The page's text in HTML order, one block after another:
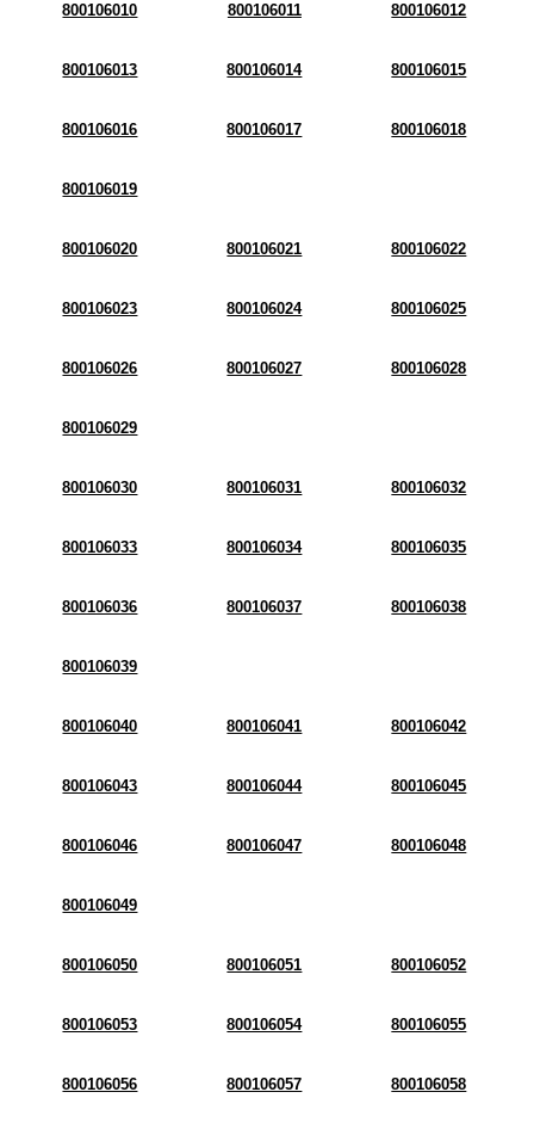
800106010 800106011 800106012
800106013 800106014 800106015
800106016 800106017 800106018
800106019
800106020 800106021 800106022
800106023 800106024 800106025
800106026 800106027 800106028
800106029
800106030 800106031 800106032
800106033 800106034 800106035
800106036 800106037 800106038
800106039
800106040 800106041 800106042
800106043 800106044 800106045
800106046 800106047 800106048
800106049
800106050 800106051 800106052
800106053 800106054 800106055
800106056 800106057 800106058